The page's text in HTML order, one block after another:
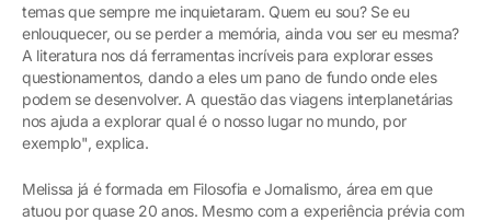
temas que sempre me inquietaram. Quem eu sou? Se eu
enlouquecer, ou se perder a memória, ainda vou ser eu mesma?
A literatura nos dá ferramentas incríveis para explorar esses
questionamentos, dando a eles um pano de fundo onde eles
podem se desenvolver. A questão das viagens interplanetárias
nos ajuda a explorar qual é o nosso lugar no mundo, por
exemplo", explica.
Melissa já é formada em Filosofia e Jornalismo, área em que
atuou por quase 20 anos. Mesmo com a experiência prévia com